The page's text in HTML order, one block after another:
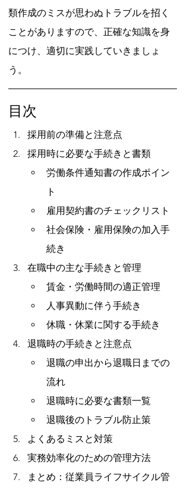
類作成のミスが思わぬトラブルを招く
ことがありますので、正確な知識を身
につけ、適切に実践していきましょ
う。
目次
採用前の準備と注意点
採用時に必要な手続きと書類
労働条件通知書の作成ポイン
ト
雇用契約書のチェックリスト
社会保険・雇用保険の加入手
続き
在職中の主な手続きと管理
賃金・労働時間の適正管理
人事異動に伴う手続き
休職・休業に関する手続き
退職時の手続きと注意点
退職の申出から退職日までの
流れ
退職時に必要な書類一覧
退職後のトラブル防止策
よくあるミスと対策
実務効率化のための管理方法
まとめ：従業員ライフサイクル管